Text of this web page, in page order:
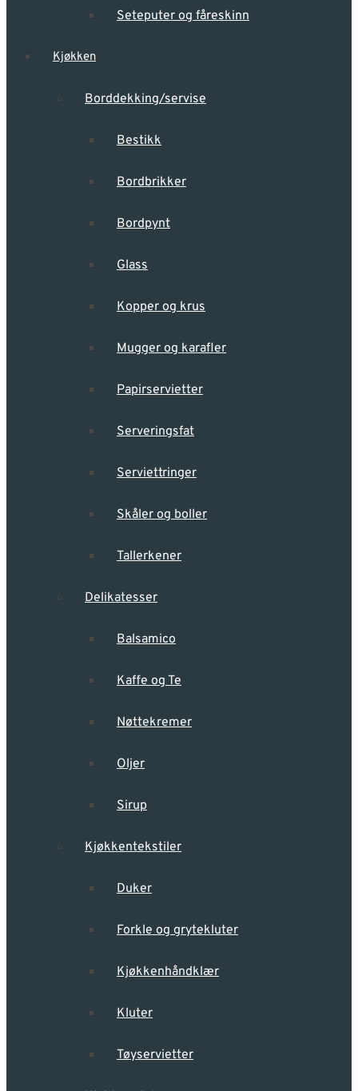
Seteputer og fåreskinn
Kjøkken
Borddekking/servise
Bestikk
Bordbrikker
Bordpynt
Glass
Kopper og krus
Mugger og karafler
Papirservietter
Serveringsfat
Serviettringer
Skåler og boller
Tallerkener
Delikatesser
Balsamico
Kaffe og Te
Nøttekremer
Oljer
Sirup
Kjøkkentekstiler
Duker
Forkle og grytekluter
Kjøkkenhåndklær
Kluter
Tøyservietter